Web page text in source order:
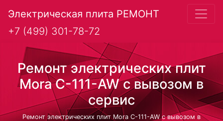
Электрическая плита РЕМОНТ
+7 (499) 301-78-72
Ремонт электрических плит
Mora C-111-AW с вывозом в
сервис
Ремонт электрических плит Mora C-111-AW с вывозом в